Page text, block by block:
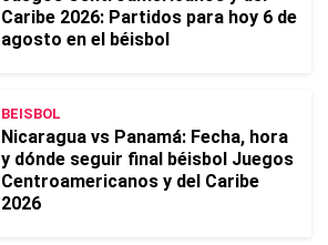
Caribe 2026: Partidos para hoy 6 de
agosto en el béisbol
BEISBOL
Nicaragua vs Panamá: Fecha, hora
y dónde seguir final béisbol Juegos
Centroamericanos y del Caribe
2026